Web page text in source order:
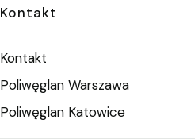
Linki w stopce
Kontakt
Kontakt
Poliwęglan Warszawa
Poliwęglan Katowice